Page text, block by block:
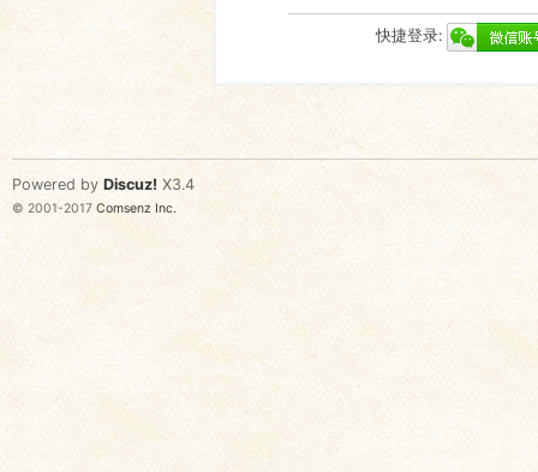
快捷登录:
Powered by Discuz! X3.4
© 2001-2017 Comsenz Inc.